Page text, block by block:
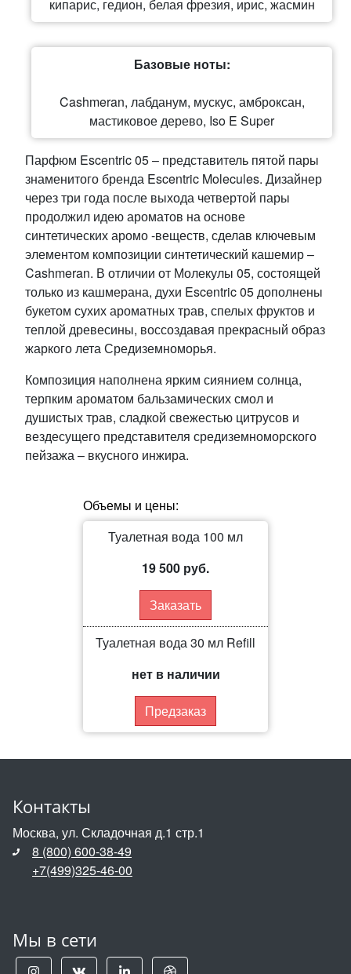
кипарис, гедион, белая фрезия, ирис, жасмин
Базовые ноты:
Cashmeran, лабданум, мускус, амброксан,
мастиковое дерево, Iso E Super
Парфюм Escentric 05 – представитель пятой пары
знаменитого бренда Escentric Molecules. Дизайнер
через три года после выхода четвертой пары
продолжил идею ароматов на основе
синтетических аромо -веществ, сделав ключевым
элементом композиции синтетический кашемир –
Cashmeran. В отличии от Молекулы 05, состоящей
только из кашмерана, духи Escentric 05 дополнены
букетом сухих ароматных трав, спелых фруктов и
теплой древесины, воссоздавая прекрасный образ
жаркого лета Средиземноморья.
Композиция наполнена ярким сиянием солнца,
терпким ароматом бальзамических смол и
душистых трав, сладкой свежестью цитрусов и
вездесущего представителя средиземноморского
пейзажа – вкусного инжира.
Объемы и цены:
Туалетная вода 100 мл
19 500 руб.
Заказать
Туалетная вода 30 мл Refill
нет в наличии
Предзаказ
Контакты
Москва, ул. Складочная д.1 стр.1
8 (800) 600-38-49
+7(499)325-46-00
Мы в сети